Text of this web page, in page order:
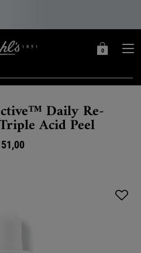
MIJN
0
0 PRODUCT
Daily Re-
Acid Peel